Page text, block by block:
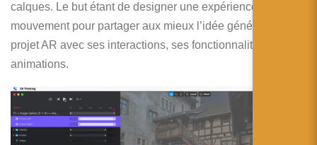
calques. Le but étant de designer une expérience en
mouvement pour partager aux mieux l’idée générale du
projet AR avec ses interactions, ses fonctionnalités et ses
animations.